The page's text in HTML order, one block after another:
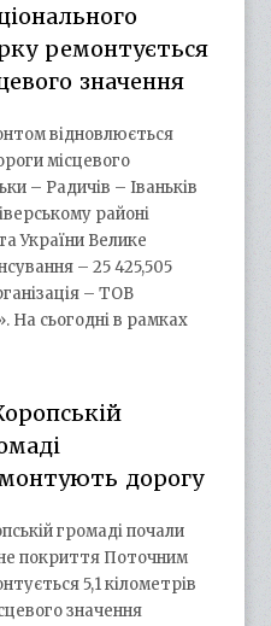
ремонтується
значення
відновлюється
місцевого
– Радичів – Іваньків
районі
України Велике
– 25 425,505
– ТОВ
сьогодні в рамках
дорогу
громаді почали
покриття Поточним
5,1 кілометрів
значення